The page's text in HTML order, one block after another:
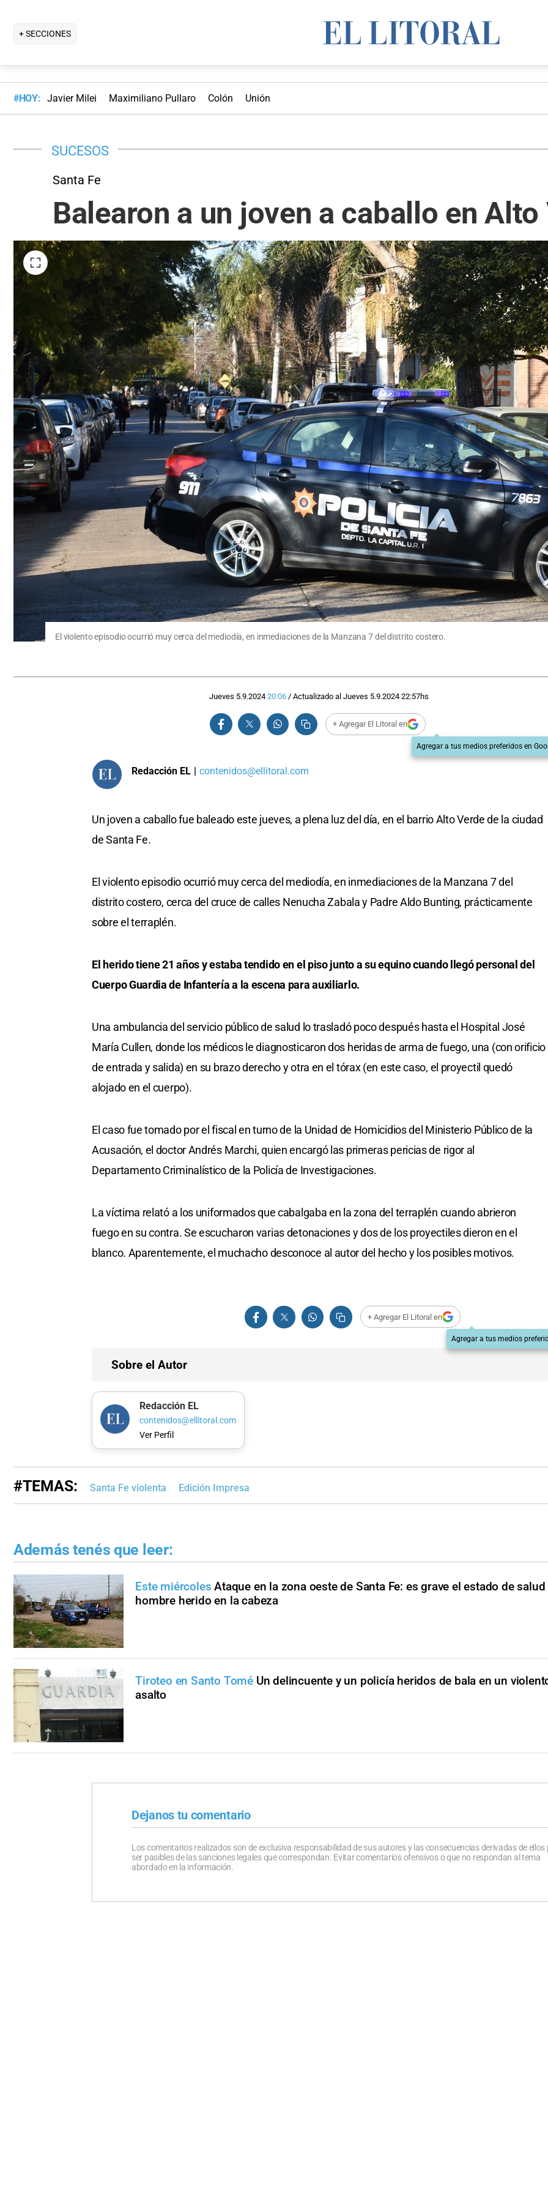
+ SECCIONES
#HOY: Javier Milei Maximiliano Pullaro Colón Unión
SUCESOS
Santa Fe
Balearon a un joven a caballo en Alto
El violento episodio ocurrió muy cerca del mediodía, en inmediaciones de la Manzana 7 del distrito costero.
Jueves 5.9.2024 20:06/ Actualizado al Jueves 5.9.2024 22:57hs
+ Agregar El Litoral en
Agregar a tus medios preferidos en
Redacción EL | contenidos@ellitoral.com
Un joven a caballo fue baleado este jueves, a plena luz del día, en el barrio Alto Verde de la ciudad
de Santa Fe.
El violento episodio ocurrió muy cerca del mediodía, en inmediaciones de la Manzana 7 del
distrito costero, cerca del cruce de calles Nenucha Zabala y Padre Aldo Bunting, prácticamente
sobre el terraplén.
El herido tiene 21 años y estaba tendido en el piso junto a su equino cuando llegó personal del
Cuerpo Guardia de Infantería a la escena para auxiliarlo.
Una ambulancia del servicio público de salud lo trasladó poco después hasta el Hospital José
María Cullen, donde los médicos le diagnosticaron dos heridas de arma de fuego, una (con orificio
de entrada y salida) en su brazo derecho y otra en el tórax (en este caso, el proyectil quedó
alojado en el cuerpo).
El caso fue tomado por el fiscal en turno de la Unidad de Homicidios del Ministerio Público de la
Acusación, el doctor Andrés Marchi, quien encargó las primeras pericias de rigor al
Departamento Criminalístico de la Policía de Investigaciones.
La víctima relató a los uniformados que cabalgaba en la zona del terraplén cuando abrieron
fuego en su contra. Se escucharon varias detonaciones y dos de los proyectiles dieron en el
blanco. Aparentemente, el muchacho desconoce al autor del hecho y los posibles motivos.
+ Agregar El Litoral en
Agregar a tus medios
Sobre el Autor
Redacción EL
contenidos@ellitoral.com
Ver Perfil
#TEMAS: Santa Fe violenta Edición Impresa
Además tenés que leer:
Este miércoles Ataque en la zona oeste de Santa Fe: es grave el estado de
hombre herido en la cabeza
Tiroteo en Santo Tomé Un delincuente y un policía heridos de bala en un
asalto
Dejanos tu comentario
Los comentarios realizados son de exclusiva responsabilidad de sus autores y las consecuencias derivadas de ellos
ser pasibles de las sanciones legales que correspondan. Evitar comentarios ofensivos o que no respondan al tema
abordado en la información.